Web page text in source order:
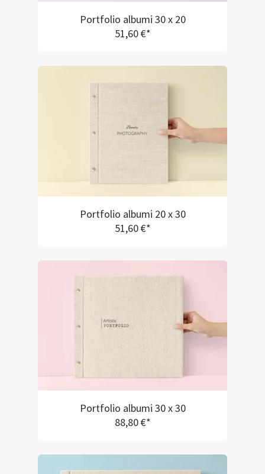
Portfolio albumi 30 x 20
51,60 €*
Portfolio albumi 20 x 30
51,60 €*
Portfolio albumi 30 x 30
88,80 €*